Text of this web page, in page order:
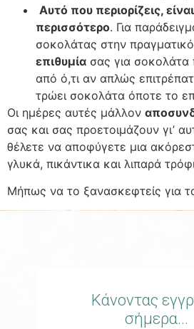
Αυτό που περιορίζεις,
περισσότερο. Για
σοκολάτας στην
επιθυμία σας για σοκολάτα
από ό,τι αν απλώς
τρώει σοκολάτα όποτε το
Οι ημέρες αυτές μάλλον
σας και σας προετοιμάζουν γι’
θέλετε να αποφύγετε μια
γλυκά, πικάντικα και λιπαρά
Μήπως να το ξανασκεφτείς για
Κάνοντας
σήμερα...